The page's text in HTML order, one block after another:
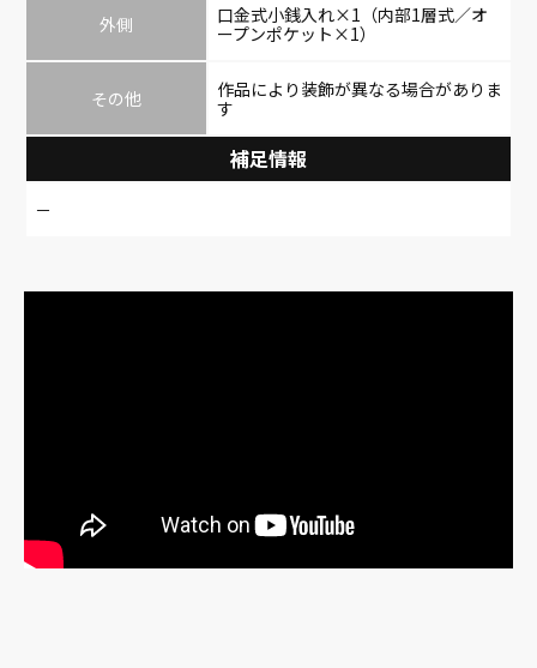
外側
口金式小銭入れ×1（内部1層式／オ
ープンポケット×1）
その他
作品により装飾が異なる場合がありま
す
補足情報
－